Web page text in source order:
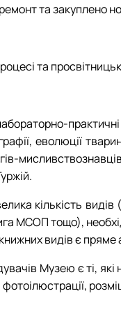
та
та
еволюції
кількість
МСОП тощо),
видів є
Музею є ті,